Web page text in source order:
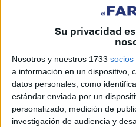
Su privacidad
Nosotros y nuestros 1733 socios
a información en un dispositivo,
datos personales, como
estándar enviada por un
personalizado, medición de
investigación de audiencia y
suyos significa dar ejemplo.
objetivo, pero le siguió una
entre ellos un trabajador del
por ejemplo, tenían ya
a disposición judicial este
En concreto ante el titular del
número 5que mantiene la